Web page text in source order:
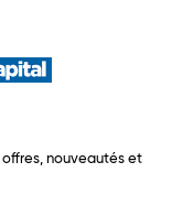
nouveautés et